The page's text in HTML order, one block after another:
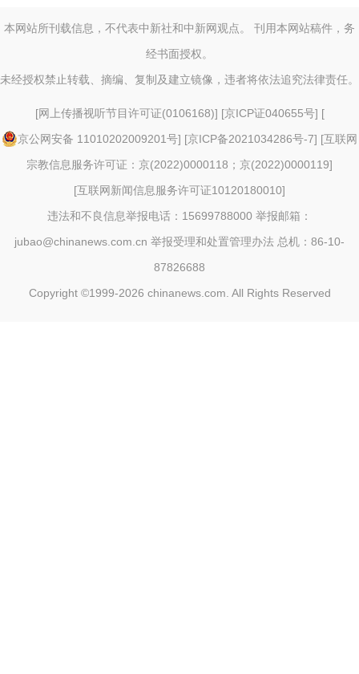
本网站所刊载信息，不代表中新社和中新网观点。 刊用本网站稿件，务
经书面授权。
未经授权禁止转载、摘编、复制及建立镜像，违者将依法追究法律责任。
[网上传播视听节目许可证(0106168)] [京ICP证040655号] [
京公网安备 11010202009201号] [京ICP备2021034286号-7] [互联网
宗教信息服务许可证：京(2022)0000118；京(2022)0000119]
[互联网新闻信息服务许可证10120180010]
违法和不良信息举报电话：15699788000 举报邮箱：
jubao@chinanews.com.cn 举报受理和处置管理办法 总机：86-10-
87826688
Copyright ©1999-2026 chinanews.com. All Rights Reserved